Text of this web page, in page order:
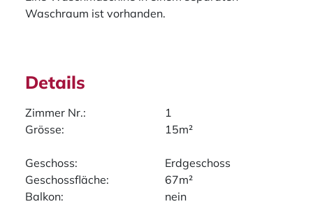
Waschraum ist vorhanden.
Details
Zimmer Nr.:
1
Grösse:
15m²
Geschoss:
Erdgeschoss
Geschossfläche:
67m²
Balkon:
nein